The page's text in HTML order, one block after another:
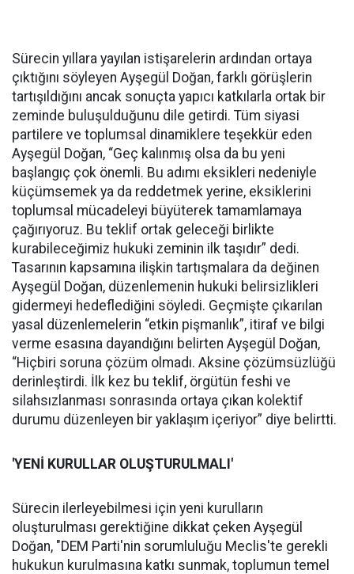
Sürecin yıllara yayılan istişarelerin ardından ortaya
çıktığını söyleyen Ayşegül Doğan, farklı görüşlerin
tartışıldığını ancak sonuçta yapıcı katkılarla ortak bir
zeminde buluşulduğunu dile getirdi. Tüm siyasi
partilere ve toplumsal dinamiklere teşekkür eden
Ayşegül Doğan, “Geç kalınmış olsa da bu yeni
başlangıç çok önemli. Bu adımı eksikleri nedeniyle
küçümsemek ya da reddetmek yerine, eksiklerini
toplumsal mücadeleyi büyüterek tamamlamaya
çağırıyoruz. Bu teklif ortak geleceği birlikte
kurabileceğimiz hukuki zeminin ilk taşıdır” dedi.
Tasarının kapsamına ilişkin tartışmalara da değinen
Ayşegül Doğan, düzenlemenin hukuki belirsizlikleri
gidermeyi hedeflediğini söyledi. Geçmişte çıkarılan
yasal düzenlemelerin “etkin pişmanlık”, itiraf ve bilgi
verme esasına dayandığını belirten Ayşegül Doğan,
“Hiçbiri soruna çözüm olmadı. Aksine çözümsüzlüğü
derinleştirdi. İlk kez bu teklif, örgütün feshi ve
silahsızlanması sonrasında ortaya çıkan kolektif
durumu düzenleyen bir yaklaşım içeriyor” diye belirtti.
'YENİ KURULLAR OLUŞTURULMALI'
Sürecin ilerleyebilmesi için yeni kurulların
oluşturulması gerektiğine dikkat çeken Ayşegül
Doğan, "DEM Parti'nin sorumluluğu Meclis'te gerekli
hukukun kurulmasına katkı sunmak, toplumun temel